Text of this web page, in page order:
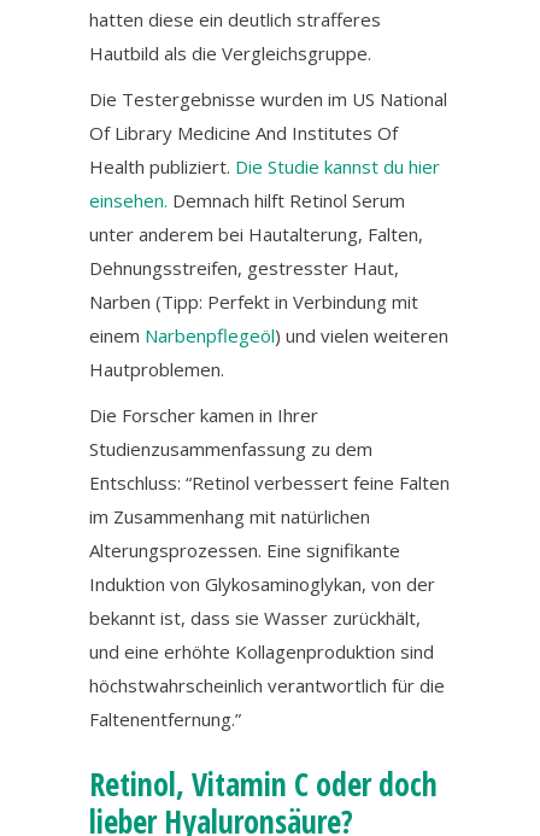
hatten diese ein deutlich strafferes
Hautbild als die Vergleichsgruppe.
Die Testergebnisse wurden im US National
Of Library Medicine And Institutes Of
Health publiziert. Die Studie kannst du hier
einsehen. Demnach hilft Retinol Serum
unter anderem bei Hautalterung, Falten,
Dehnungsstreifen, gestresster Haut,
Narben (Tipp: Perfekt in Verbindung mit
einem Narbenpflegeöl) und vielen weiteren
Hautproblemen.
Die Forscher kamen in Ihrer
Studienzusammenfassung zu dem
Entschluss: “Retinol verbessert feine Falten
im Zusammenhang mit natürlichen
Alterungsprozessen. Eine signifikante
Induktion von Glykosaminoglykan, von der
bekannt ist, dass sie Wasser zurückhält,
und eine erhöhte Kollagenproduktion sind
höchstwahrscheinlich verantwortlich für die
Faltenentfernung.”
Retinol, Vitamin C oder doch
lieber Hyaluronsäure?